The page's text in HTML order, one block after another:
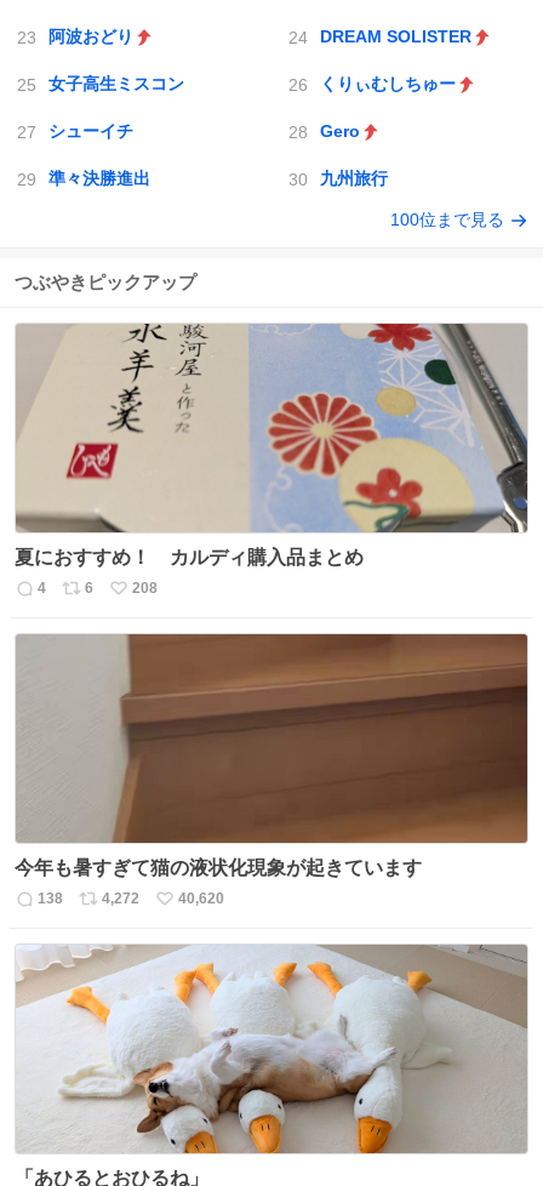
阿波おどり DREAM SOLISTER
女子高生ミスコン くりぃむしちゅー
シューイチ Gero
準々決勝進出 九州旅行
100位まで見る
つぶやきピックアップ
夏におすすめ！ カルディ購入品まとめ
返
4
リ
6
い
208
今年も暑すぎて猫の液状化現象が起きています
返
138
リ
ス
ト
数
4,272
い
ね
数
40,620
「あひるとおひるね」